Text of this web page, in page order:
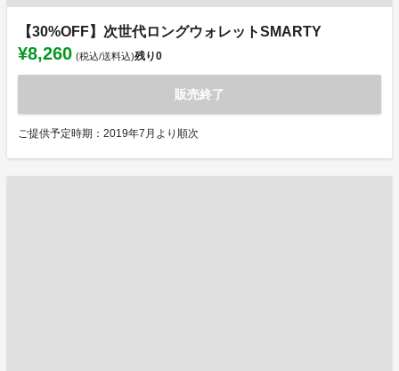
【30%OFF】次世代ロングウォレットSMARTY
¥8,260 (税込/送料込)残り0
販売終了
ご提供予定時期：2019年7月より順次